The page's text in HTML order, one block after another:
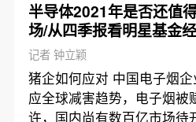
半导体2021年是否还值
场/从四季报看明星基金
仓位操作|数据精华
记者 钟立颖
猪企如何应对 中国电子烟
应全球减害趋势，电子烟被
许，国内尚有数百亿市场待